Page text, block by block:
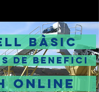
BÀSIC
DE BENEFICI
ONLINE